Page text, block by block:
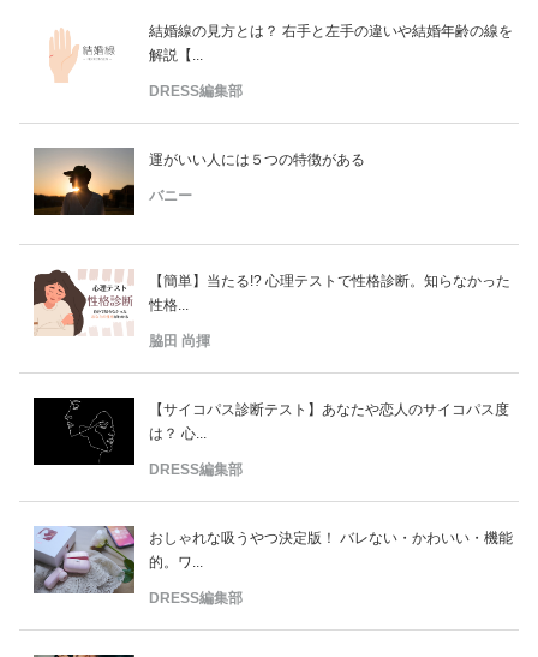
結婚線の見方とは？ 右手と左手の違いや結婚年齢の線を
解説【...
DRESS編集部
運がいい人には５つの特徴がある
バニー
【簡単】当たる!? 心理テストで性格診断。知らなかった
性格...
脇田 尚揮
【サイコパス診断テスト】あなたや恋人のサイコパス度
は？ 心...
DRESS編集部
おしゃれな吸うやつ決定版！ バレない・かわいい・機能
的。ワ...
DRESS編集部